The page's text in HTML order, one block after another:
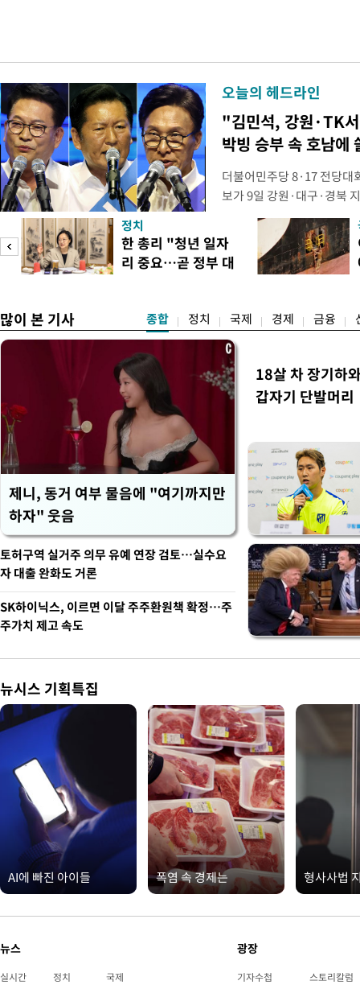
오늘의 헤드라인
"김민석, 강원·TK
박빙 승부 속 호남에
더불어민주당 8·17 전당대
보가 9일 강원·대구·경북
연속 정청래 후보를 눌렀
경선에서 1승 1패를 주고
연승하며 '3승 1패'로 누적
간 누적 득표율(가중치 미
정치
한 총리 "청년 일자
리 중요…곧 정부 대
많이 본 기사 종합 정치 국제 경제 금융
제니, 동거 여부 물음에 "여기까지만
하자" 웃음
18살 차 장기하
갑자기 단발머리
토허구역 실거주 의무 유예 연장 검토…실수요
자 대출 완화도 거론
SK하이닉스, 이르면 이달 주주환원책 확정…주
주가치 제고 속도
뉴시스 기획특집
AI에 빠진 아이들 폭염 속 경제는 형사사법
뉴스
실시간 정치 국제
광장
기자수첩 스토리칼럼